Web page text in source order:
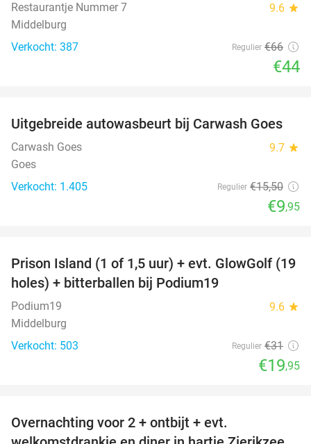
Restaurantje Nummer 7 9.6 star
Middelburg
Verkocht: 387
Regulier €66
€44
36%
Uitgebreide autowasbeurt bij Carwash Goes
Carwash Goes 9.7 star
Goes
Verkocht: 1.405
Regulier €15,50
€9,95
36%
Prison Island (1 of 1,5 uur) + evt. GlowGolf (19
holes) + bitterballen bij Podium19
Podium19 9.6 star
Middelburg
Verkocht: 503
Regulier €31
€19,95
Overnachting voor 2 + ontbijt + evt.